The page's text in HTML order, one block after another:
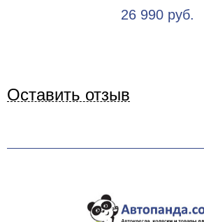
26 990 руб.
Оставить отзыв